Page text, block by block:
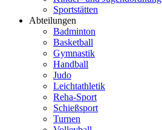
Sportstätten
Abteilungen
Badminton
Basketball
Gymnastik
Handball
Judo
Leichtathletik
Reha-Sport
Schießsport
Turnen